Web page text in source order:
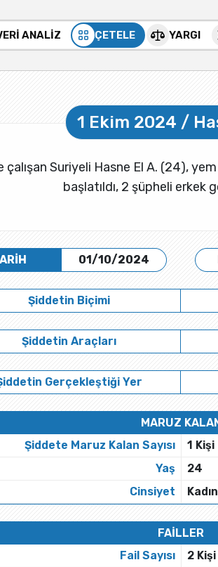
ANALİZ ÇETELE YARGI
1 Ekim 2024 /
Suriyeli Hasne El A. (24),
başlatıldı, 2 şüpheli erkek
01/10/2024
Şiddetin Biçimi
Şiddetin Araçları
Gerçekleştiği Yer
MARUZ
Şiddete Maruz Kalan Sayısı
1 Kişi
Yaş
24
Cinsiyet
Kadın
FAİLLER
Fail Sayısı
2 Kişi